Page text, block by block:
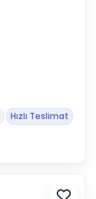
Hızlı Teslimat